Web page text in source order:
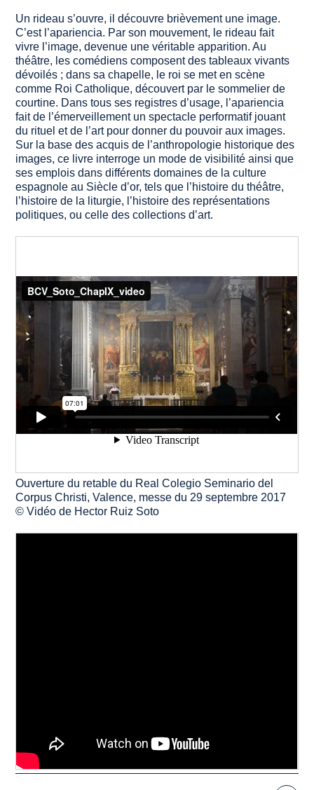
Un rideau s’ouvre, il découvre brièvement une image.
C’est l’apariencia. Par son mouvement, le rideau fait
vivre l’image, devenue une véritable apparition. Au
théâtre, les comédiens composent des tableaux vivants
dévoilés ; dans sa chapelle, le roi se met en scène
comme Roi Catholique, découvert par le sommelier de
courtine. Dans tous ses registres d’usage, l’apariencia
fait de l’émerveillement un spectacle performatif jouant
du rituel et de l’art pour donner du pouvoir aux images.
Sur la base des acquis de l’anthropologie historique des
images, ce livre interroge un mode de visibilité ainsi que
ses emplois dans différents domaines de la culture
espagnole au Siècle d’or, tels que l’histoire du théâtre,
l’histoire de la liturgie, l’histoire des représentations
politiques, ou celle des collections d’art.
Ouverture du retable du Real Colegio Seminario del
Corpus Christi, Valence, messe du 29 septembre 2017
© Vidéo de Hector Ruiz Soto